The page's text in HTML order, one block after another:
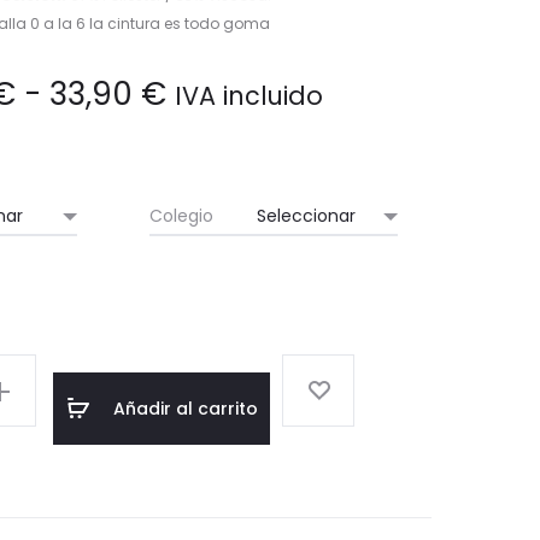
0 a la 6 la cintura es todo goma
- 33,90 € Rango
precios:
hasta
IVA incluido
Colegio
Añadir al carrito